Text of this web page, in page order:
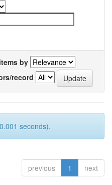
by
record
seconds).
previous 1 next